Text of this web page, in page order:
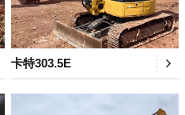
卡特303.5E